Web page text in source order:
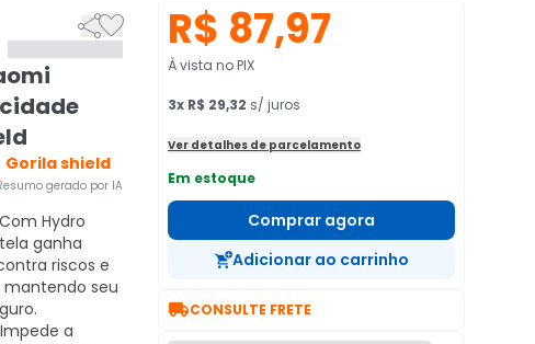

Gorila shield
gerado por IA
Com Hydro
tela ganha
riscos e
seu
Impede a
R$ 87,97
À vista no PIX
3x R$ 29,32 s/ juros
Ver detalhes de parcelamento
Em estoque
Comprar agora
Adicionar ao carrinho
CONSULTE FRETE